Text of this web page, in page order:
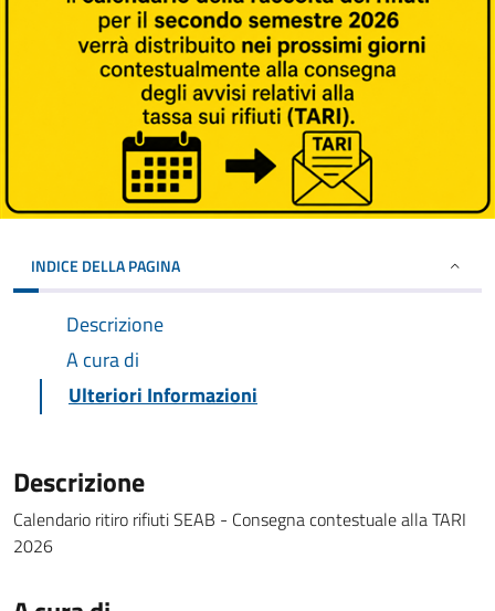
INDICE DELLA PAGINA
Descrizione
A cura di
Ulteriori Informazioni
Descrizione
Calendario ritiro rifiuti SEAB - Consegna contestuale alla TARI
2026